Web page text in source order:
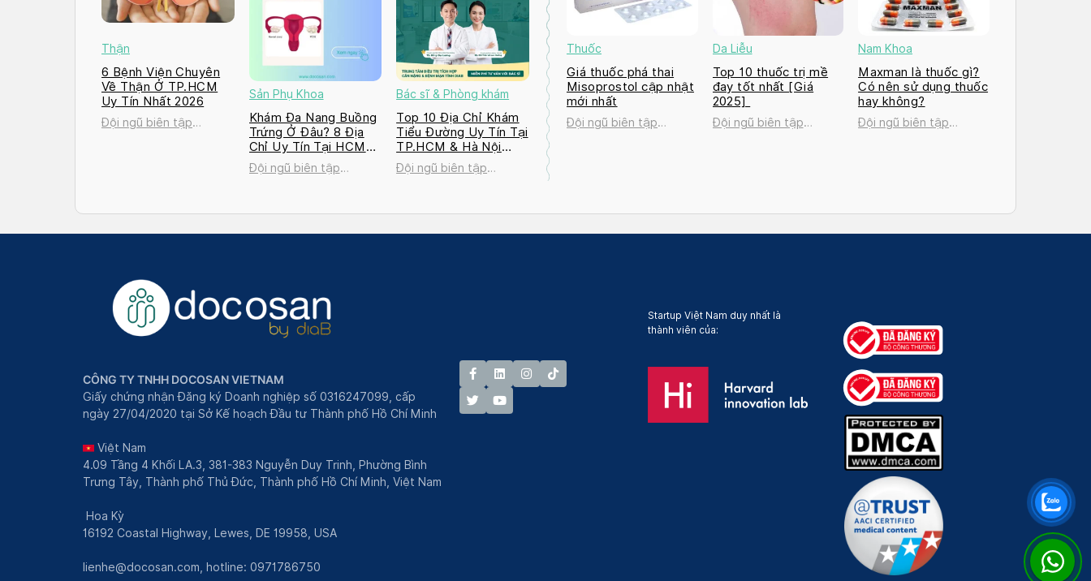
Thận
6 Bệnh Viện Chuyên
Về Thận Ở TP.HCM
Uy Tín Nhất 2026
Đội ngũ biên tập
Sản Phụ Khoa
Khám Đa Nang Buồng
Trứng Ở Đâu? 8 Địa
Chỉ Uy Tín Tại HCM
và Hà Nội 2026
Đội ngũ biên tập
Bác sĩ & Phòng khám
Top 10 Địa Chỉ Khám
Tiểu Đường Uy Tín Tại
TP.HCM & Hà Nội
2026
Đội ngũ biên tập
Thuốc
Giá thuốc phá thai
Misoprostol cập nhật
mới nhất
Đội ngũ biên tập
Da Liễu
Top 10 thuốc trị mề
đay tốt nhất [Giá
2025]
Đội ngũ biên tập
Nam Khoa
Maxman là thuốc gì?
Có nên sử dụng thuốc
hay không?
Đội ngũ biên tập
CÔNG TY TNHH DOCOSAN VIETNAM
Giấy chứng nhận Đăng ký Doanh nghiệp số 0316247099, cấp
ngày 27/04/2020 tại Sở Kế hoạch Đầu tư Thành phố Hồ Chí Minh
Việt Nam
4.09 Tầng 4 Khối LA.3, 381-383 Nguyễn Duy Trinh, Phường Bình
Trưng Tây, Thành phố Thủ Đức, Thành phố Hồ Chí Minh, Việt Nam
Hoa Kỳ
16192 Coastal Highway, Lewes, DE 19958, USA
lienhe@docosan.com, hotline: 0971786750
Startup Việt Nam duy nhất là
thành viên của: